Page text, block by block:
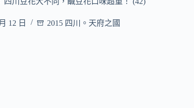
12 日 2015 四川。天府之國